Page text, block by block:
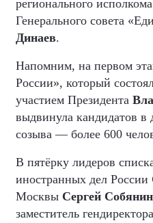
регионального
Генерального совета
Динаев.
Напомним, на первом
России», который
участием Президента
выдвинула кандидатов
созыва — более 600
В пятёрку лидеров
иностранных дел России
Москвы Сергей Собянин
заместитель